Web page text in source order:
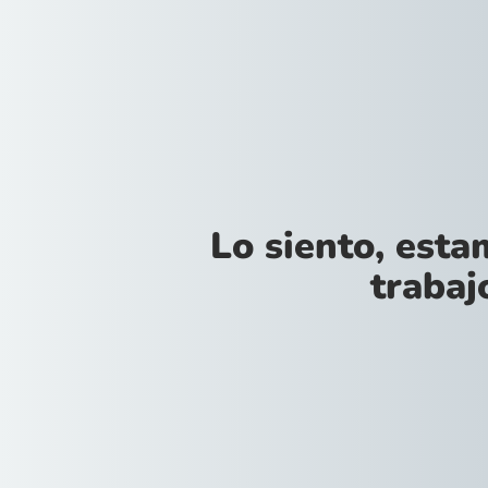
Lo siento,